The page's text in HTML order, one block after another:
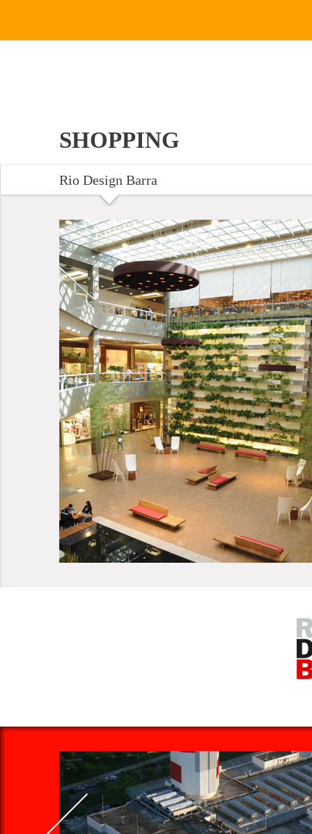
SHOPPING
Rio Design Barra